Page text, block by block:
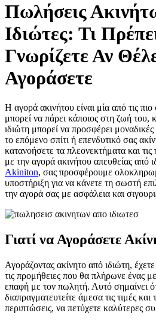
Πωλήσεις
Ιδιώτες: Τι
Γνωρίζετε Αν
Αγοράσετε
Η αγορά ακινήτου είναι μία από τις
μπορεί να πάρει κάποιος στη ζωή του,
ιδιώτη μπορεί να προσφέρει
το επόμενο σπίτι ή επενδυτικό σας
κατανοήσετε τα πλεονεκτήματα και
με την αγορά ακινήτου απευθείας από
Akiniton, σας προσφέρουμε
υποστήριξη για να κάνετε τη σωστή
την αγορά σας με ασφάλεια και
Γιατί να Αγοράσετε
Αγοράζοντας ακίνητο από ιδιώτη,
τις προμήθειες που θα πλήρωνε ένας
επαφή με τον πωλητή. Αυτό σημαίνει
διαπραγματευτείτε άμεσα τις τιμές
περιπτώσεις, να πετύχετε καλύτερες